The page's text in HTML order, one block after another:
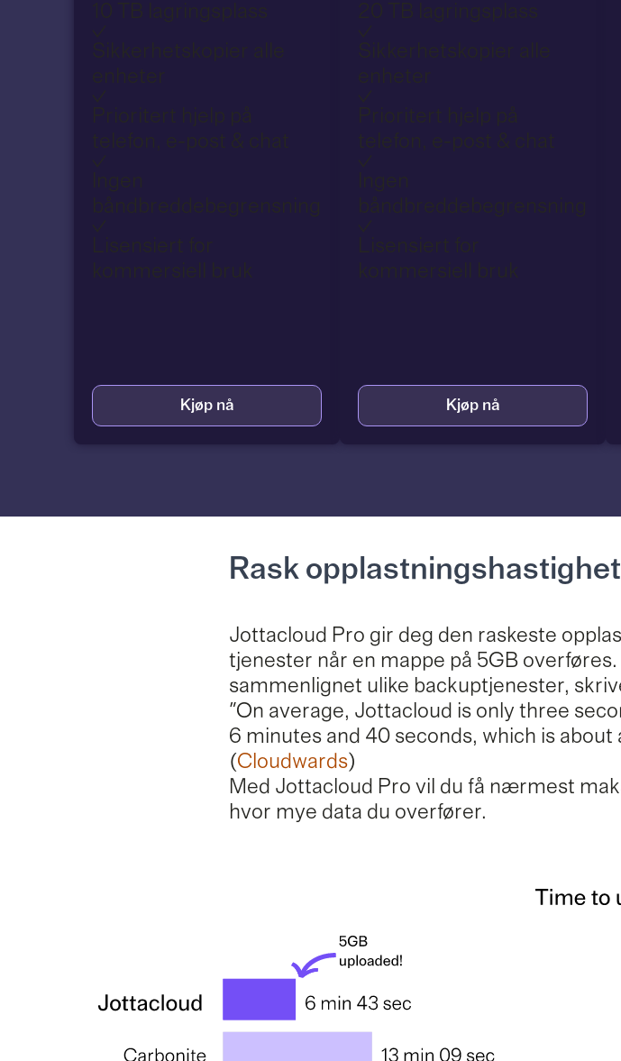
10 TB lagringsplass
Sikkerhetskopier alle
enheter
Prioritert hjelp på
telefon, e-post & chat
Ingen
båndbreddebegrensning
Lisensiert for
kommersiell bruk
Kjøp nå
20 TB lagringsplass
Sikkerhetskopier alle
enheter
Prioritert hjelp på
telefon, e-post & chat
Ingen
båndbreddebegrensning
Lisensiert for
kommersiell bruk
Kjøp nå
Rask opplastningshastighet
Jottacloud Pro gir deg den raskeste
tjenester når en mappe på 5GB
sammenlignet ulike backuptjenester,
"On average, Jottacloud is only three
6 minutes and 40 seconds, which is
(Cloudwards)
Med Jottacloud Pro vil du få nærmest
hvor mye data du overfører.